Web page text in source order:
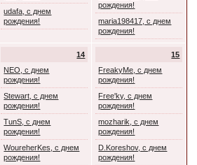
udafa, с днем
рождения!
рождения!
maria198417, с днем
рождения!
14
NEO, с днем
рождения!
Stewart, с днем
рождения!
TunS, с днем
рождения!
WoureherKes, с днем
рождения!
15
FreakyMe, с днем
рождения!
Free'ky, с днем
рождения!
mozharik, с днем
рождения!
D.Koreshov, с днем
рождения!